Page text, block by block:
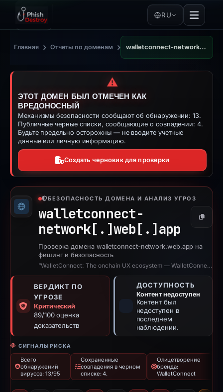
RU
Главная › Отчеты по доменам › walletconnect-network.web.app
⚠️
ЭТОТ ДОМЕН БЫЛ ОТМЕЧЕН КАК
ВРЕДОНОСНЫЙ
Механизмы безопасности сообщают об обнаружении: 13.
Публичные черные списки, сообщающие о совпадении: 4.
Будьте предельно осторожны — не вводите учетные
данные или личную информацию.
Создать черновик для проверки
БЕЗОПАСНОСТЬ ДОМЕНА И АНАЛИЗ УГРОЗ
walletconnect-
network[.] web[.] app
Проверка домена walletconnect-network.web.app на
фишинг и безопасность
“WalletConnect: The onchain UX ecosystem — WalletConnect”
ВЕРДИКТ ПО
УГРОЗЕ
Критический
89/100 оценка
доказательств
ДОСТУПНОСТЬ
Контент недоступен
Контент был
недоступен в
последнем
наблюдении.
СИГНАЛЫ РИСКА
Всего
обнаружений
вирусов: 13/95
Сохраненные
совпадения в черном
списке: 4.
Олицетворение
бренда:
WalletConnect